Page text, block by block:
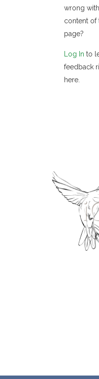
wrong
content of
page?
Log In to
feedback
here.